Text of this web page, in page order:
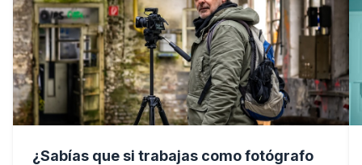
¿Sabías que si trabajas como fotógrafo